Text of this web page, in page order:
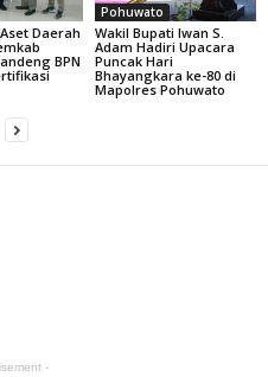
Daerah
BPN
Pohuwato
Wakil Bupati Iwan S.
Adam Hadiri Upacara
Puncak Hari
Bhayangkara ke-80 di
Mapolres Pohuwato
-